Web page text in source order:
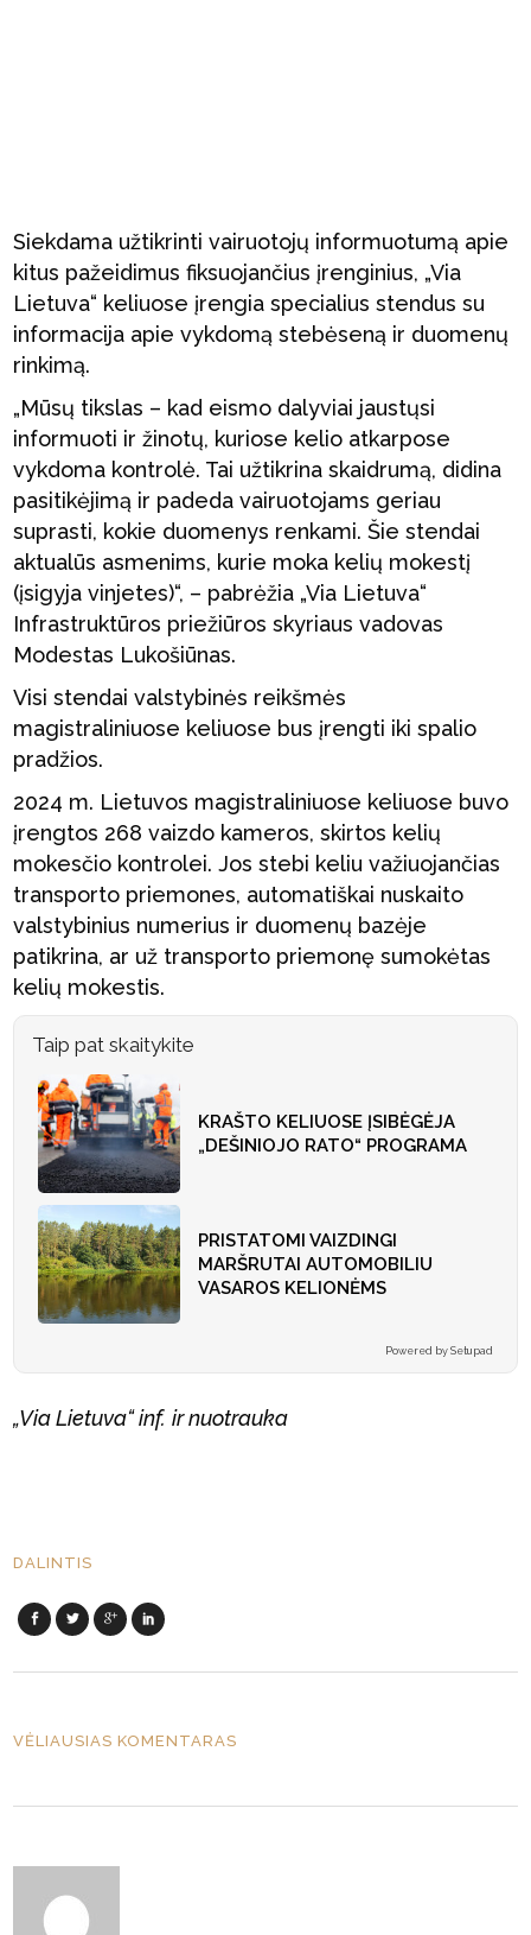
Siekdama užtikrinti vairuotojų informuotumą apie
kitus pažeidimus fiksuojančius įrenginius, „Via
Lietuva“ keliuose įrengia specialius stendus su
informacija apie vykdomą stebėseną ir duomenų
rinkimą.
„Mūsų tikslas – kad eismo dalyviai jaustųsi
informuoti ir žinotų, kuriose kelio atkarpose
vykdoma kontrolė. Tai užtikrina skaidrumą, didina
pasitikėjimą ir padeda vairuotojams geriau
suprasti, kokie duomenys renkami. Šie stendai
aktualūs asmenims, kurie moka kelių mokestį
(įsigyja vinjetes)“, – pabrėžia „Via Lietuva“
Infrastruktūros priežiūros skyriaus vadovas
Modestas Lukošiūnas.
Visi stendai valstybinės reikšmės
magistraliniuose keliuose bus įrengti iki spalio
pradžios.
2024 m. Lietuvos magistraliniuose keliuose buvo
įrengtos 268 vaizdo kameros, skirtos kelių
mokesčio kontrolei. Jos stebi keliu važiuojančias
transporto priemones, automatiškai nuskaito
valstybinius numerius ir duomenų bazėje
patikrina, ar už transporto priemonę sumokėtas
kelių mokestis.
Taip pat skaitykite
KRAŠTO KELIUOSE ĮSIBĖGĖJA
„DEŠINIOJO RATO“ PROGRAMA
PRISTATOMI VAIZDINGI
MARŠRUTAI AUTOMOBILIU
VASAROS KELIONĖMS
Powered by Setupad
„Via Lietuva“ inf. ir nuotrauka
DALINTIS
VĖLIAUSIAS KOMENTARAS